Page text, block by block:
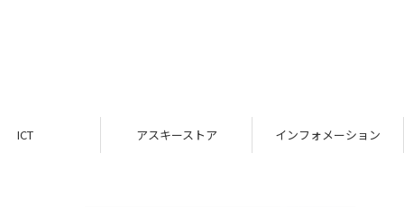
ICT アスキーストア インフォメーション